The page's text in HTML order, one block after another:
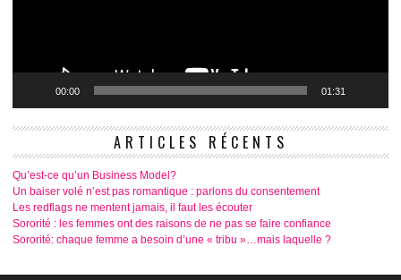
00:00 01:31
ARTICLES RÉCENTS
Qu’est-ce qu’un Business Model?
Un baiser volé n’est pas romantique : parlons du consentement
Les redflags ne mentent jamais, il faut les écouter
Sororité : les femmes ont des raisons de ne pas se faire confiance
Sororité: chaque femme a besoin d’une « tribu »…mais laquelle ?